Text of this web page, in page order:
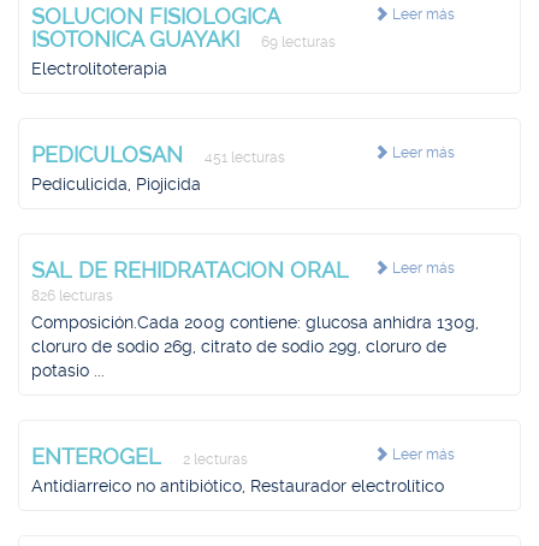
Leer más
SOLUCION FISIOLOGICA
ISOTONICA GUAYAKI
69 lecturas
Electrolitoterapia
Leer más
PEDICULOSAN 451 lecturas
Pediculicida, Piojicida
Leer más
SAL DE REHIDRATACION ORAL
826 lecturas
Composición.Cada 200g contiene: glucosa anhidra 130g,
cloruro de sodio 26g, citrato de sodio 29g, cloruro de
potasio ...
Leer más
ENTEROGEL 2 lecturas
Antidiarreico no antibiótico, Restaurador electrolítico